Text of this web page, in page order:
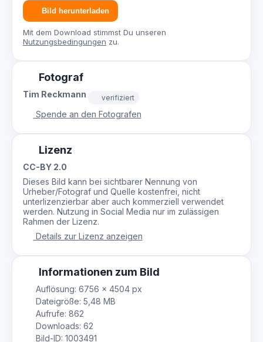
Bild herunterladen
Mit dem Download stimmst Du unseren
Nutzungsbedingungen zu.
Fotograf
Tim Reckmann verifiziert
Spende an den Fotografen
Lizenz
CC-BY 2.0
Dieses Bild kann bei sichtbarer Nennung von
Urheber/Fotograf und Quelle kostenfrei, nicht
unterlizenzierbar aber auch kommerziell verwendet
werden. Nutzung in Social Media nur im zulässigen
Rahmen der Lizenz.
Details zur Lizenz anzeigen
Informationen zum Bild
Auflösung: 6756 × 4504 px
Dateigröße: 5,48 MB
Aufrufe: 862
Downloads: 62
Bild-ID: 1003491